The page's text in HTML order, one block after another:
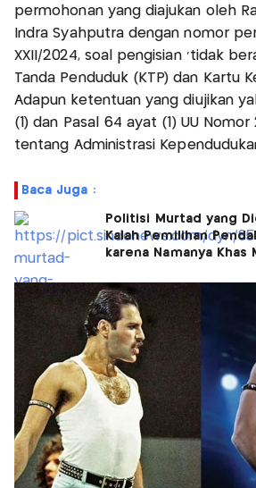
permohonan yang diajukan oleh
Indra Syahputra dengan nomor
XXII/2024, soal pengisian 'tidak
Tanda Penduduk (KTP) dan Kartu
Adapun ketentuan yang diujikan
(1) dan Pasal 64 ayat (1) UU
tentang Administrasi
Baca Juga :
Politisi Murtad yang
Kalah Pemilihan
karena Namanya Khas